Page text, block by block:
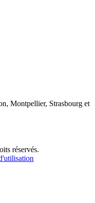
Montpellier, Strasbourg et
réservés.